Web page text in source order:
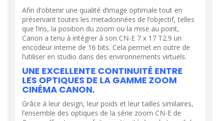
Afin d’obtenir une qualité d’image optimale tout en
préservant toutes les metadonnées de l’objectif, telles
que l’iris, la position du zoom ou la mise au point,
Canon a tenu à intégrer à son CN-E 7 x 17 T2.9 un
encodeur interne de 16 bits. Cela permet en outre de
l’utiliser en studio dans des environnements virtuels.
UNE EXCELLENTE CONTINUITÉ ENTRE
LES OPTIQUES DE LA GAMME ZOOM
CINÉMA CANON.
Grâce à leur design, leur poids et leur tailles similaires,
l’ensemble des optiques de la série zoom CN-E de